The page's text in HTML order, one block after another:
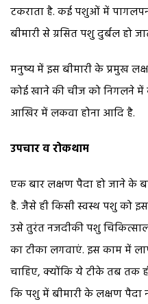
टकराता है. कई पशुओं में
बीमारी से ग्रसित पशु दुर्बल हो
मनुष्य में इस बीमारी के प्रमुख
कोई खाने की चीज को निगलने
आखिर में लकवा होना आदि है.
उपचार व रोकथाम
एक बार लक्षण पैदा हो जाने के
है. जैसे ही किसी स्वस्थ पशु को
उसे तुरंत नजदीकी पशु
का टीका लगवाएं. इस काम में
चाहिए, क्योंकि ये टीके तब तक
कि पशु में बीमारी के लक्षण पैदा